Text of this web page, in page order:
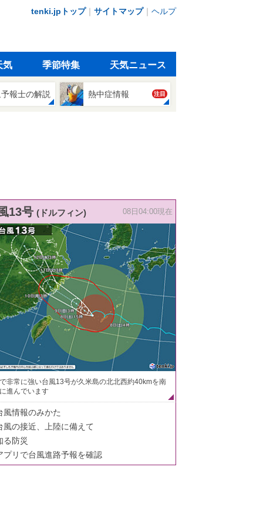
tenki.jpトップ｜ サイトマップ｜ ヘルプ
気 季節特集 天気ニュース
報士の解説 熱中症情報 注目
13号 (ドルフィン) 08日04:00現在
非常に強い台風13号が久米島の北北西約40kmを南
進んでいます
風情報のみかた
風の接近、上陸に備えて
る防災
プリで台風進路予報を確認